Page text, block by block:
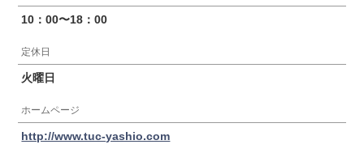
10：00〜18：00
定休日
火曜日
ホームページ
http://www.tuc-yashio.com